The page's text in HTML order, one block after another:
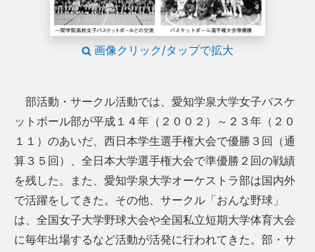
画像クリック/タップで拡大
部活動・サークル活動では、愛知学泉大学女子バスケ
ットボール部が平成１４年（２００２）～２３年（２０
１１）のあいだ、西日本学生選手権大会で優勝３回（通
算３５回）、全日本大学選手権大会で準優勝２回の戦績
を残した。また、愛知学泉大学オーケストラ部は国内外
で活躍をしてきた。その他、サークル「おんな野球」
は、全国女子大学野球大会や全国私立短期大学体育大会
に毎年出場するなど活動が活発に行われてきた。部・サ